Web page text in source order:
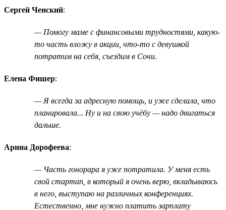
Сергей Ченский:
— Помогу маме с финансовыми трудностями, какую-
то часть вложу в акции, что-то с девушкой
потратим на себя, съездим в Сочи.
Елена Фишер:
— Я всегда за адресную помощь, и уже сделала, что
планировала... Ну и на свою учёбу — надо двигаться
дальше.
Арина Дорофеева:
— Часть гонорара я уже потратила. У меня есть
свой стартап, в который я очень верю, вкладываюсь
в него, выступаю на различных конференциях.
Естественно, мне нужно платить зарплату